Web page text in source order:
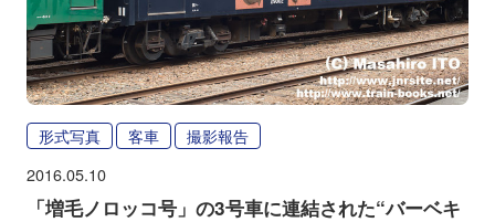
形式写真 客車 撮影報告
2016.05.10
「増毛ノロッコ号」の3号車に連結された“バーベキ